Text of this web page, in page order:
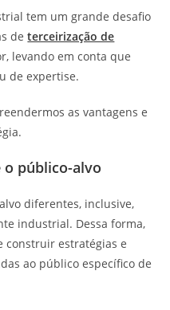
tem um grande desafio
de terceirização de
levando em conta que
de expertise.
as vantagens e
o público-alvo
diferentes, inclusive,
industrial. Dessa forma,
construir estratégias e
ao público específico de